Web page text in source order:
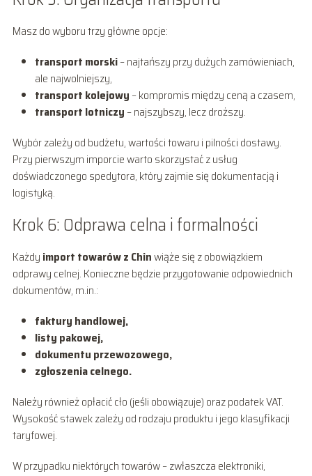
Masz do wyboru trzy główne opcje:
transport morski– najtańszy przy dużych zamówieniach,
ale najwolniejszy,
transport kolejowy – kompromis między ceną a czasem,
transport lotniczy – najszybszy, lecz droższy.
Wybór zależy od budżetu, wartości towaru i pilności dostawy.
Przy pierwszym imporcie warto skorzystać z usług
doświadczonego spedytora, który zajmie się dokumentacją i
logistyką.
Krok 6: Odprawa celna i formalności
Każdy import towarów z Chinwiąże się z obowiązkiem
odprawy celnej. Konieczne będzie przygotowanie odpowiednich
dokumentów, m.in.:
faktury handlowej,
listy pakowej,
dokumentu przewozowego,
zgłoszenia celnego.
Należy również opłacić cło (jeśli obowiązuje) oraz podatek VAT.
Wysokość stawek zależy od rodzaju produktu i jego klasyfikacji
taryfowej.
W przypadku niektórych towarów – zwłaszcza elektroniki,